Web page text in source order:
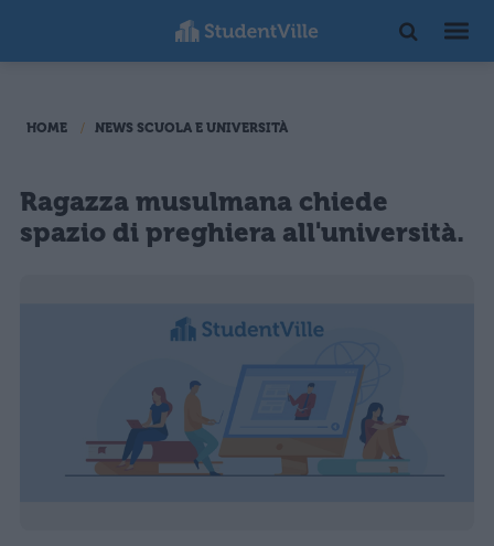
HOME NEWS SCUOLA E UNIVERSITÀ
Ragazza musulmana chiede
spazio di preghiera all'università.